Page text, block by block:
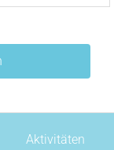
Aktivitäten